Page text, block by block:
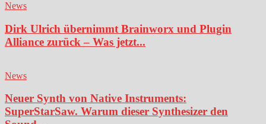
News
Dirk Ulrich übernimmt Brainworx und Plugin
Alliance zurück – Was jetzt...
News
Neuer Synth von Native Instruments:
SuperStarSaw. Warum dieser Synthesizer den